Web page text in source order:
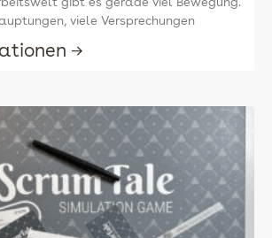
viele Versprechungen
→